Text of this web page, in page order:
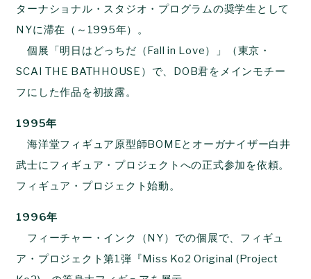
ターナショナル・スタジオ・プログラムの奨学生として
NYに滞在（～1995年）。
個展「明日はどっちだ（Fall in Love）」（東京・
SCAI THE BATHHOUSE）で、DOB君をメインモチー
フにした作品を初披露。
1995年
海洋堂フィギュア原型師BOMEとオーガナイザー白井
武士にフィギュア・プロジェクトへの正式参加を依頼。
フィギュア・プロジェクト始動。
1996年
フィーチャー・インク（NY）での個展で、フィギュ
ア・プロジェクト第1弾『Miss Ko2 Original (Project